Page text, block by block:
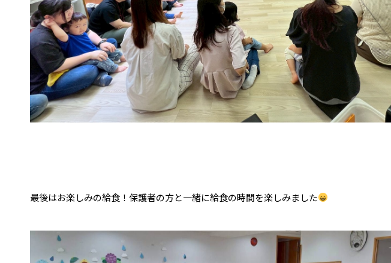
最後はお楽しみの給食！保護者の方と一緒に給食の時間を楽しみました